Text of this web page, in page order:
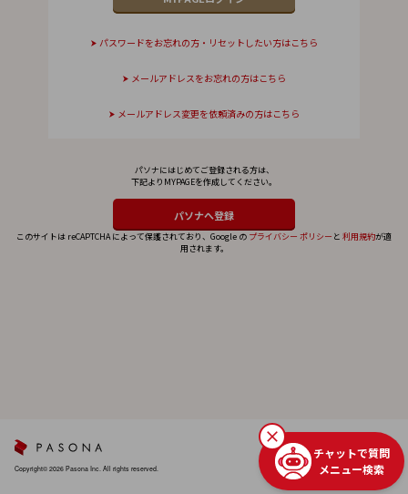
パスワードをお忘れの方・リセットしたい方はこちら
メールアドレスをお忘れの方はこちら
メールアドレス変更を依頼済みの方はこちら
パソナにはじめてご登録される方は、
下記よりMYPAGEを作成してください。
このサイトは reCAPTCHA によって保護されており、Google の プライバシー ポリシー と 利用規約が適
用されます。
Copyright© 2026 Pasona Inc. All rights reserved.
チャットで質問
メニュー検索